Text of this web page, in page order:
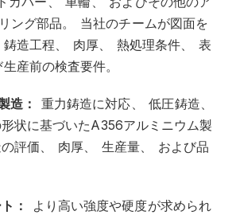
ング部品。
当社のチームが図面を
鋳造工程、 肉厚、 熱処理条件、
表
産前の検査要件。
造： 重力鋳造に対応、
低圧鋳造、
状に基づいたA356アルミニウム製
評価、
肉厚、 生産量、
および品
：
より高い強度や硬度が求められ